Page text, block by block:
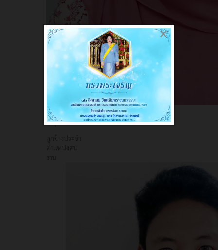
นางโสภา ตัน
บำรุง
ลูกจ้างประจำ
ตำแหน่งคน
×